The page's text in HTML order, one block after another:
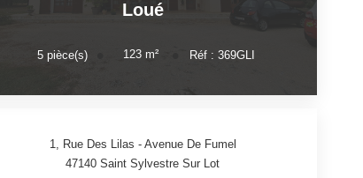
Loué
5pièce(s) 123 m² Réf :369GLI
1, Rue Des Lilas - Avenue De Fumel
47140Saint Sylvestre Sur Lot